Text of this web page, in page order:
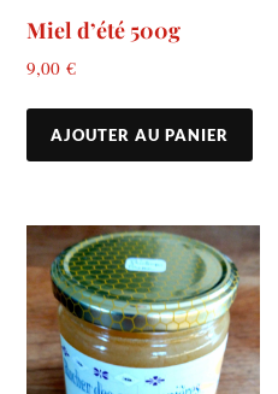
Miel d’été 500g
9,00€
AJOUTER AU PANIER